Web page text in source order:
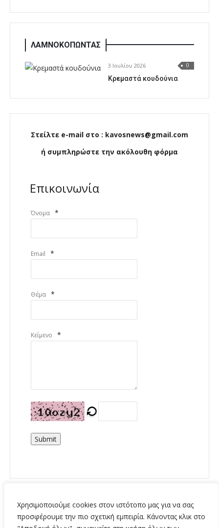
Χρησιμοποιούμε cookies στον ιστότοπο μας για να σας
προσφέρουμε την πιο σχετική εμπειρία. Κάνοντας κλικ στο
ΛΑΜΝΟΚΟΠΩΝΤΑΣ
3 Ιουλίου 2026 0
Κρεμαστά κουδούνια
Στείλτε e-mail στο : kavosnews@gmail.com
ή συμπληρώστε την ακόλουθη φόρμα
Επικοινωνία
Όνομα *
Email *
Θέμα *
Κείμενο *
Submit